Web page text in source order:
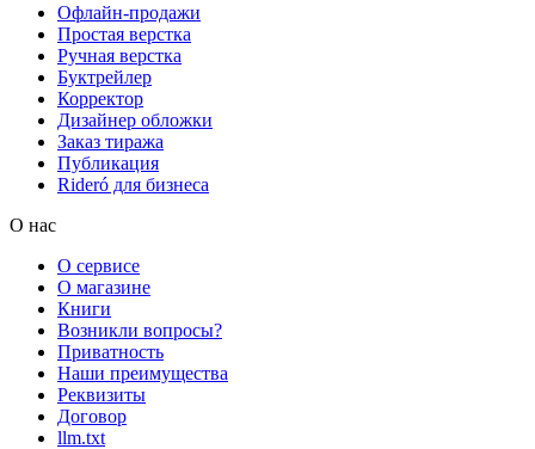
Офлайн-продажи
Простая верстка
Ручная верстка
Буктрейлер
Корректор
Дизайнер обложки
Заказ тиража
Публикация
Rideró для бизнеса
О нас
О сервисе
О магазине
Книги
Возникли вопросы?
Приватность
Наши преимущества
Реквизиты
Договор
llm.txt